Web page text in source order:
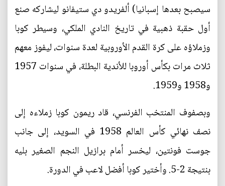
سيصبح بعدها إسبانيا) ألفريدو دي ستيفانو ليشاركه صنع
أول حقبة ذهبية في تاريخ النادي الملكي، وسيطر كوبا
وزملاؤه على كرة القدم الأوروبية لعدة سنوات، ليفوز معهم
ثلاث مرات بكأس أوروبا للأندية البطلة، في سنوات 1957
و1958 و1959.
وبصفوف المنتخب الفرنسي، قاد ريمون كوبا زملاءه إلى
نصف نهائي كأس العالم 1958 في السويد، إلى جانب
جوست فونتين، ليخسر أمام برازيل النجم الصغير بليه
بنتيجة 2-5. وأختير كوبا أفضل لاعب في الدورة.